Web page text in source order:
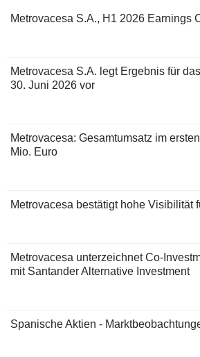
Metrovacesa S.A., H1 2026 Earnings
Metrovacesa S.A. legt Ergebnis für
30. Juni 2026 vor
Metrovacesa: Gesamtumsatz im
Mio. Euro
Metrovacesa bestätigt hohe Visibilität
Metrovacesa unterzeichnet Co-
mit Santander Alternative Investment
Spanische Aktien -